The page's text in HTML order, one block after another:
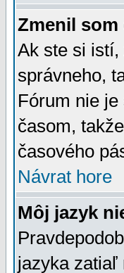
Zmenil som
Ak ste si istí,
správneho,
Fórum nie
časom,
časového
Návrat hore
Môj jazyk
jazyka zatiaľ